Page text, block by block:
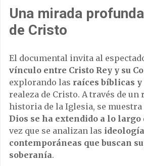
Una mirada
de Cristo
El documental invita al
vínculo entre Cristo Rey y su
explorando las raíces bíblicas
realeza de Cristo. A través de
historia de la Iglesia, se muestra
Dios se ha extendido a lo largo
vez que se analizan las
contemporáneas que buscan
soberanía.